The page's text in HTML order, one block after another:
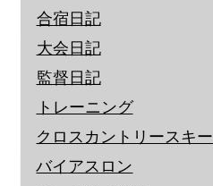
合宿日記
大会日記
監督日記
トレーニング
クロスカントリースキー
バイアスロン